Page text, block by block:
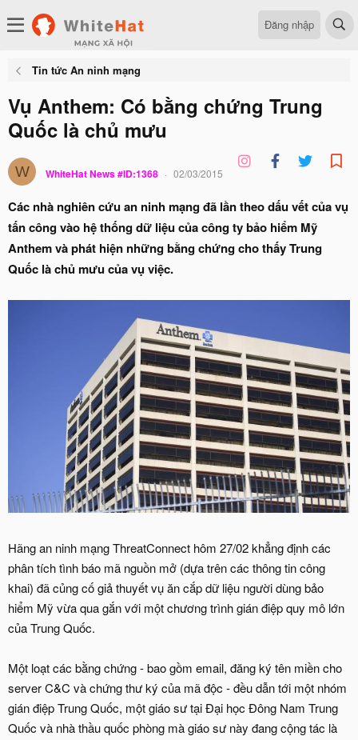
Đăng nhập
Tin tức An ninh mạng
Vụ Anthem: Có bằng chứng Trung
Quốc là chủ mưu
W WhiteHat News #ID:1368 02/03/2015
Các nhà nghiên cứu an ninh mạng đã lần theo dấu vết của vụ
tấn công vào hệ thống dữ liệu của công ty bảo hiểm Mỹ
Anthem và phát hiện những bằng chứng cho thấy Trung
Quốc là chủ mưu của vụ việc.
Hãng an ninh mạng ThreatConnect hôm 27/02 khẳng định các
phân tích tình báo mã nguồn mở (dựa trên các thông tin công
khai) đã củng cố giả thuyết vụ ăn cắp dữ liệu người dùng bảo
hiểm Mỹ vừa qua gắn với một chương trình gián điệp quy mô lớn
của Trung Quốc.
Một loạt các bằng chứng - bao gồm email, đăng ký tên miền cho
server C&C và chứng thư ký của mã độc - đều dẫn tới một nhóm
gián điệp Trung Quốc, một giáo sư tại Đại học Đông Nam Trung
Quốc và nhà thầu quốc phòng mà giáo sư này đang cộng tác là